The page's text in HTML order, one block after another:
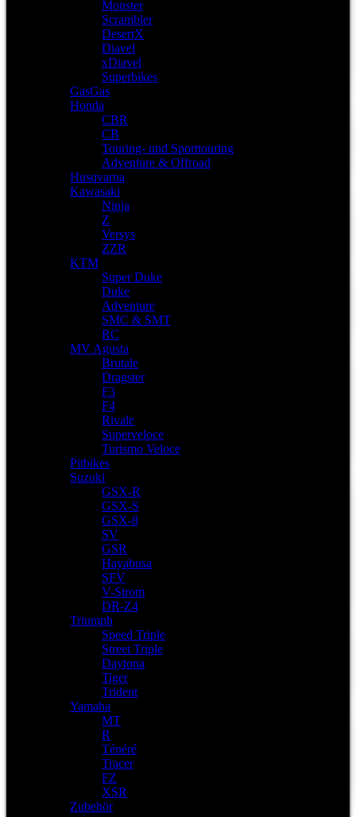
Monster
Scrambler
DesertX
Diavel
xDiavel
Superbikes
GasGas
Honda
CBR
CB
Touring- und Sporttouring
Adventure & Offroad
Husqvarna
Kawasaki
Ninja
Z
Versys
ZZR
KTM
Super Duke
Duke
Adventure
SMC & SMT
RC
MV Agusta
Brutale
Dragster
F3
F4
Rivale
Superveloce
Turismo Veloce
Pitbikes
Suzuki
GSX-R
GSX-S
GSX-8
SV
GSR
Hayabusa
SFV
V-Strom
DR-Z4
Triumph
Speed Triple
Street Triple
Daytona
Tiger
Trident
Yamaha
MT
R
Ténéré
Tracer
FZ
XSR
Zubehör